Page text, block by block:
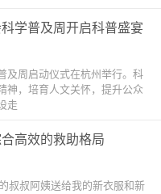
学普及周开启科普盛宴
及周启动仪式在杭州举行。科
神，培育人文关怀，提升公众
走
高效的救助格局
叔叔阿姨送给我的新衣服和新